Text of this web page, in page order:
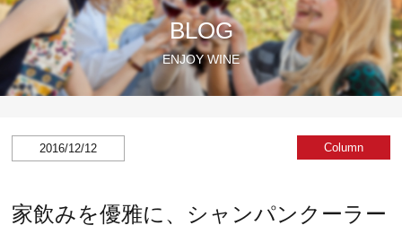
BLOG
ENJOY WINE
2016/12/12 Column
家飲みを優雅に、シャンパンクーラー